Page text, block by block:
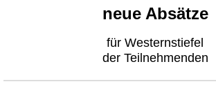
neue Absätze
für Westernstiefel
der Teilnehmenden